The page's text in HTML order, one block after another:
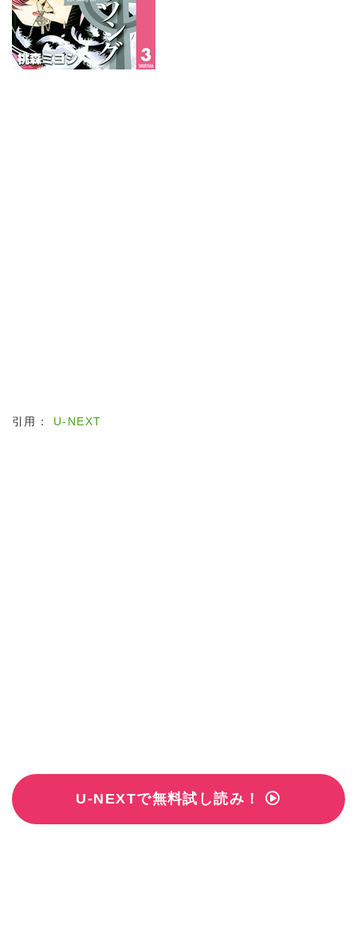
引用： U-NEXT
U-NEXTで無料試し読み！